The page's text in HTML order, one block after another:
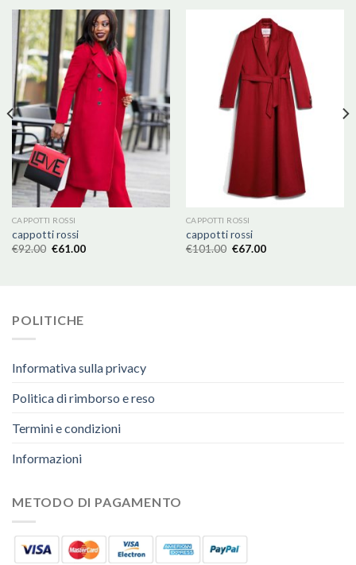
CAPPOTTI ROSSI
cappotti rossi
€92.00 €61.00
CAPPOTTI ROSSI
cappotti rossi
€101.00 €67.00
POLITICHE
Informativa sulla privacy
Politica di rimborso e reso
Termini e condizioni
Informazioni
METODO DI PAGAMENTO